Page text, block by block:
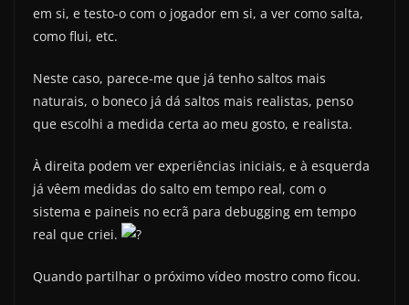
em si, e testo-o com o jogador em si, a ver como salta,
como flui, etc.
Neste caso, parece-me que já tenho saltos mais
naturais, o boneco já dá saltos mais realistas, penso
que escolhi a medida certa ao meu gosto, e realista.
À direita podem ver experiências iniciais, e à esquerda
já vêem medidas do salto em tempo real, com o
sistema e paineis no ecrã para debugging em tempo
real que criei.
Quando partilhar o próximo vídeo mostro como ficou.